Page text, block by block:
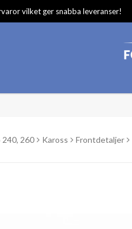
vilket ger snabba leveranser!
240, 260 Kaross Frontdetaljer